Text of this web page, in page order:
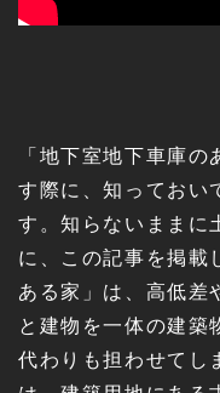
「地下室地下車庫
す際に、知っておい
す。知らないままに
に、この記事を掲載
ある家」は、高低差
と建物を一体の建築
代わりも担わせてし